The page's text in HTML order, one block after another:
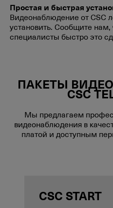
Простая и быстрая
Видеонаблюдение от CSC
установить. Сообщите
специалисты быстро это
ПАКЕТЫ
CSC
Мы предлагаем
видеонаблюдения в
платой и доступным
CSC START